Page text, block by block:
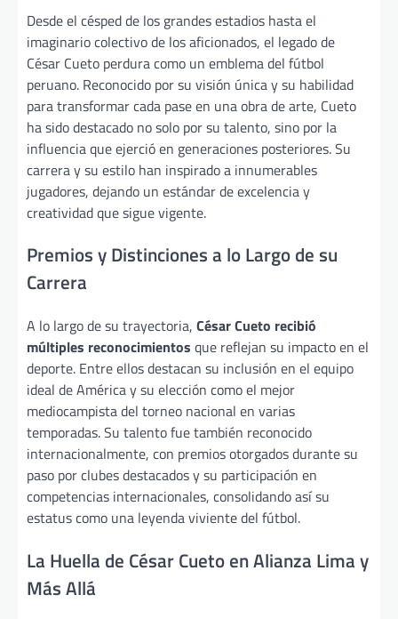
Desde el césped de los grandes estadios hasta el
imaginario colectivo de los aficionados, el legado de
César Cueto perdura como un emblema del fútbol
peruano. Reconocido por su visión única y su habilidad
para transformar cada pase en una obra de arte, Cueto
ha sido destacado no solo por su talento, sino por la
influencia que ejerció en generaciones posteriores. Su
carrera y su estilo han inspirado a innumerables
jugadores, dejando un estándar de excelencia y
creatividad que sigue vigente.
Premios y Distinciones a lo Largo de su
Carrera
A lo largo de su trayectoria, César Cueto recibió
múltiples reconocimientos que reflejan su impacto en el
deporte. Entre ellos destacan su inclusión en el equipo
ideal de América y su elección como el mejor
mediocampista del torneo nacional en varias
temporadas. Su talento fue también reconocido
internacionalmente, con premios otorgados durante su
paso por clubes destacados y su participación en
competencias internacionales, consolidando así su
estatus como una leyenda viviente del fútbol.
La Huella de César Cueto en Alianza Lima y
Más Allá